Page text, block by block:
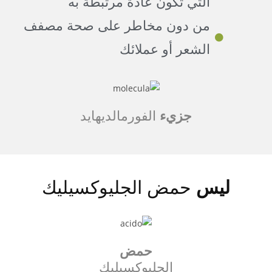
من دون مخاطر على صحة مصفف
الشعر أو عملائك
جزيء الفورمالديهايد
ليس حمض الجليوكسيليك
حمض
الجليوكسيليك